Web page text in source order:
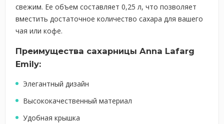
свежим. Ее объем составляет 0,25 л, что позволяет
вместить достаточное количество сахара для вашего
чая или кофе.
Преимущества сахарницы Anna Lafarg
Emily:
Элегантный дизайн
Высококачественный материал
Удобная крышка